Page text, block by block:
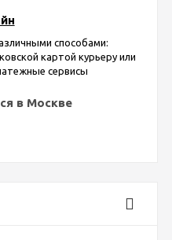
способами:
картой курьеру или
сервисы
в Москве